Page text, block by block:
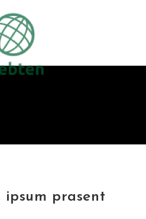
ipsum prasent